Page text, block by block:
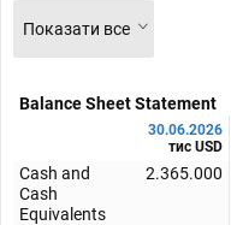
Показати все
Balance Sheet Statement
30.06.2026
тис USD
Cash and
Cash
Equivalents
2.365.000